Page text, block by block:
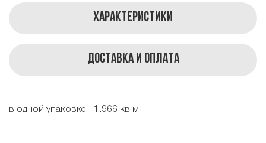
Характеристики
Доставка и оплата
в одной упаковке - 1.966 кв м